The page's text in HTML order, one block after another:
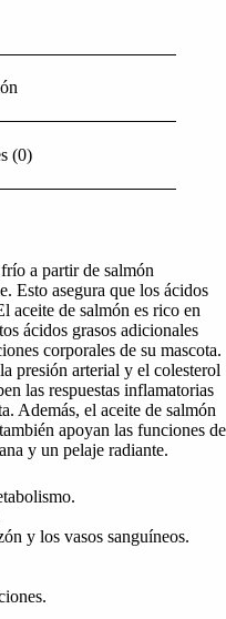
(0)
a partir de salmón
Esto asegura que los ácidos
aceite de salmón es rico en
ácidos grasos adicionales
corporales de su mascota.
presión arterial y el colesterol
las respuestas inflamatorias
Además, el aceite de salmón
apoyan las funciones de
y un pelaje radiante.
y los vasos sanguíneos.